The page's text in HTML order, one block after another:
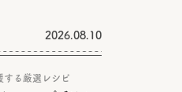
2026.08.10
する厳選レシピ